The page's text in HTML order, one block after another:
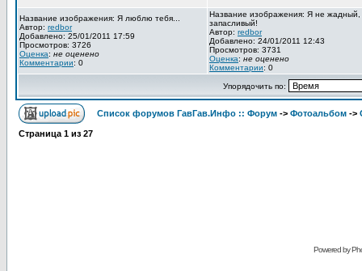
Название изображения: Я люблю тебя...
Автор: redbor
Добавлено: 25/01/2011 17:59
Просмотров: 3726
Оценка: не оценено
Комментарии: 0
Название изображения: Я не жадный,
запасливый!
Автор: redbor
Добавлено: 24/01/2011 12:43
Просмотров: 3731
Оценка: не оценено
Комментарии: 0
Упорядочить по:
Список форумов ГавГав.Инфо :: Форум -> Фотоальбом ->
Страница 1 из 27
Powered by